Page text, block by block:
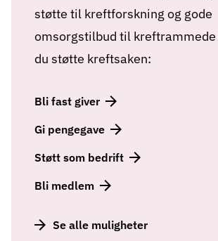
støtte til kreftforskning og gode
omsorgstilbud til kreftrammede
du støtte kreftsaken:
Bli fast giver
Gi pengegave
Støtt som bedrift
Bli medlem
Se alle muligheter